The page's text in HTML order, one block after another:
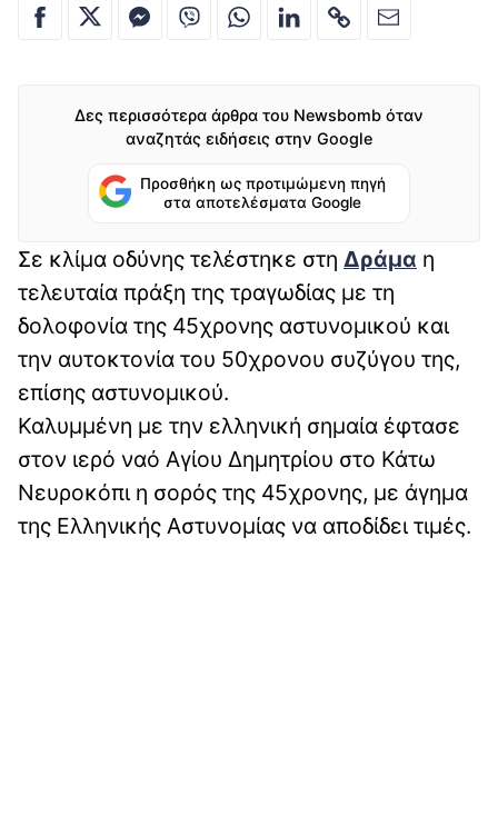
Δες περισσότερα άρθρα του Newsbomb όταν
αναζητάς ειδήσεις στην Google
Προσθήκη ως προτιμώμενη πηγή
στα αποτελέσματα Google
Σε κλίμα οδύνης τελέστηκε στη Δράμα η
τελευταία πράξη της τραγωδίας με τη
δολοφονία της 45χρονης αστυνομικού και
την αυτοκτονία του 50χρονου συζύγου της,
επίσης αστυνομικού.
Καλυμμένη με την ελληνική σημαία έφτασε
στον ιερό ναό Αγίου Δημητρίου στο Κάτω
Νευροκόπι η σορός της 45χρονης, με άγημα
της Ελληνικής Αστυνομίας να αποδίδει τιμές.